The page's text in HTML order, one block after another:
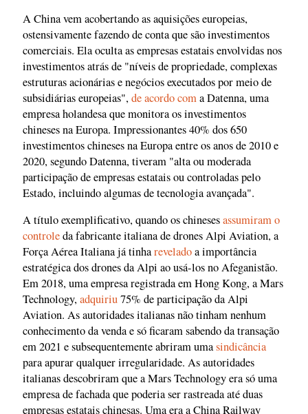
A China vem acobertando as aquisições europeias,
ostensivamente fazendo de conta que são investimentos
comerciais. Ela oculta as empresas estatais envolvidas nos
investimentos atrás de "níveis de propriedade, complexas
estruturas acionárias e negócios executados por meio de
subsidiárias europeias",de acordo coma Datenna, uma
empresa holandesa que monitora os investimentos
chineses na Europa. Impressionantes 40% dos 650
investimentos chineses na Europa entre os anos de 2010 e
2020, segundo Datenna, tiveram "alta ou moderada
participação de empresas estatais ou controladas pelo
Estado, incluindo algumas de tecnologia avançada".
A título exemplificativo, quando os chinesesassumiram o
controleda fabricante italiana de drones Alpi Aviation, a
Força Aérea Italiana já tinhareveladoa importância
estratégica dos drones da Alpi ao usá-los no Afeganistão.
Em 2018, uma empresa registrada em Hong Kong, a Mars
Technology,adquiriu75% de participação da Alpi
Aviation. As autoridades italianas não tinham nenhum
conhecimento da venda e só ficaram sabendo da transação
em 2021 e subsequentemente abriram umasindicância
para apurar qualquer irregularidade. As autoridades
italianas descobriram que a Mars Technology era só uma
empresa de fachada que poderia ser rastreada até duas
empresas estatais chinesas. Uma era a China Railway